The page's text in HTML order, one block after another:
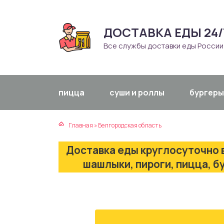
ДОСТАВКА ЕДЫ 24/
Все службы доставки еды России
пицца суши и роллы бургеры
Главная »Белгородская область
Доставка еды
шашлыки, пироги, пицца,
кухня